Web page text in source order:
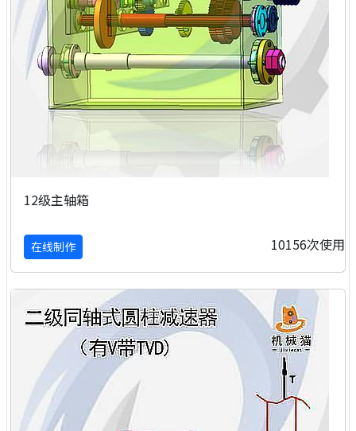
12级主轴箱
在线制作 10156次使用